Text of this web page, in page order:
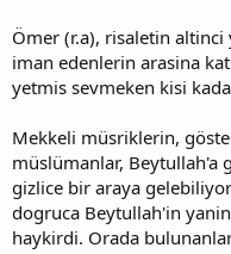
Ömer (r.a), risaletin
iman edenlerin arasina
yetmis sevmeken kisi
Mekkeli müsriklerin,
müslümanlar, Beytullah'a
gizlice bir araya
dogruca Beytullah'in
haykirdi. Orada